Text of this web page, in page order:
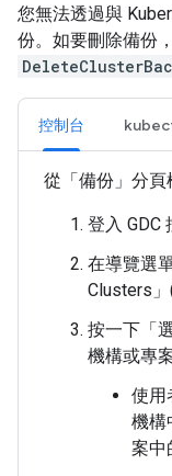
您無法透過與
份。如要刪除備份
控制台
從「備份」 分頁
登入 GDC
在導覽選
Clusters
按一下「
機構或專
使用
機構
案中